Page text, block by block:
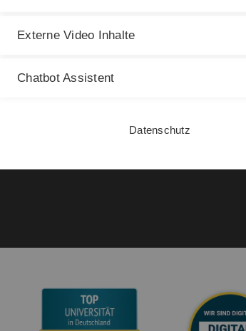
Impressum
Externe Video Inhalte
Chatbot Assistent
Datenschutz